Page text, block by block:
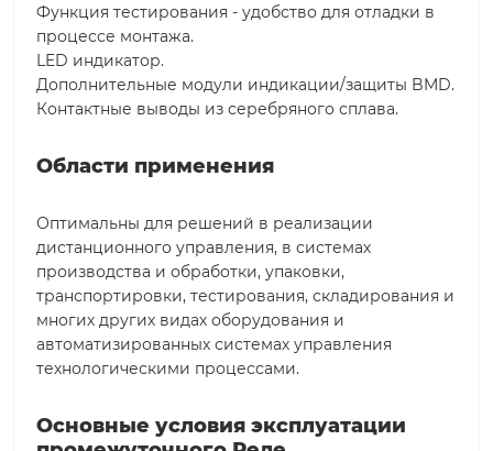
Функция тестирования - удобство для отладки в
процессе монтажа.
LED индикатор.
Дополнительные модули индикации/защиты BMD.
Контактные выводы из серебряного сплава.
Области применения
Оптимальны для решений в реализации
дистанционного управления, в системах
производства и обработки, упаковки,
транспортировки, тестирования, складирования и
многих других видах оборудования и
автоматизированных системах управления
технологическими процессами.
Основные условия эксплуатации